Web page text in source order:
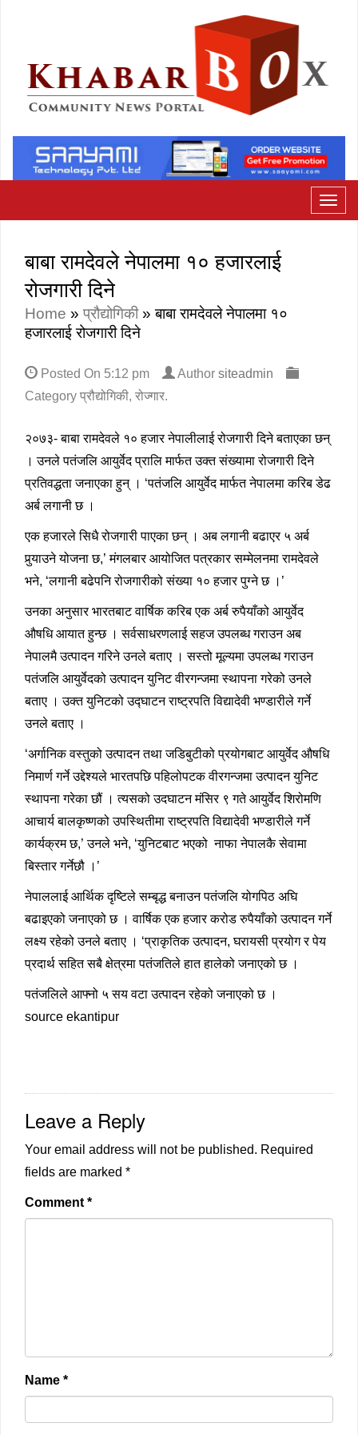
बाबा रामदेवले नेपालमा १० हजारलाई
रोजगारी दिने
Home » प्रौद्योगिकी»बाबा रामदेवले नेपालमा १०
हजारलाई रोजगारी दिने
Posted On 5:12 pm Author siteadmin
Category प्रौद्योगिकी, रोज्गार.
२०७३- बाबा रामदेवले १० हजार नेपालीलाई रोजगारी दिने बताएका छन्
। उनले पतंजलि आयुर्वेद प्रालि मार्फत उक्त संख्यामा रोजगारी दिने
प्रतिवद्धता जनाएका हुन् । ‘पतंजलि आयुर्वेद मार्फत नेपालमा करिब डेढ
अर्ब लगानी छ ।
एक हजारले सिधै रोजगारी पाएका छन् । अब लगानी बढाएर ५ अर्ब
पुर्‍याउने योजना छ,’ मंगलबार आयोजित पत्रकार सम्मेलनमा रामदेवले
भने, ‘लगानी बढेपनि रोजगारीको संख्या १० हजार पुग्ने छ ।’
उनका अनुसार भारतबाट वार्षिक करिब एक अर्ब रुपैयाँको आयुर्वेद
औषधि आयात हुन्छ । सर्वसाधरणलाई सहज उपलब्ध गराउन अब
नेपालमै उत्पादन गरिने उनले बताए । सस्तो मूल्यमा उपलब्ध गराउन
पतंजलि आयुर्वेदको उत्पादन युनिट वीरगन्जमा स्थापना गरेको उनले
बताए । उक्त युनिटको उद्घाटन राष्ट्रपति विद्यादेवी भण्डारीले गर्ने
उनले बताए ।
‘अर्गानिक वस्तुको उत्पादन तथा जडिबुटीको प्रयोगबाट आयुर्वेद औषधि
निमार्ण गर्ने उद्देश्यले भारतपछि पहिलोपटक वीरगन्जमा उत्पादन युनिट
स्थापना गरेका छौं । त्यसको उदघाटन मंसिर ९ गते आयुर्वेद शिरोमणि
आचार्य बालकृष्णको उपस्थितीमा राष्ट्रपति विद्यादेवी भण्डारीले गर्ने
कार्यक्रम छ,’ उनले भने, ‘युनिटबाट भएको नाफा नेपालकै सेवामा
बिस्तार गर्नेछौ ।’
नेपाललाई आर्थिक दृष्टिले सम्बृद्ध बनाउन पतंजलि योगपिठ अघि
बढाइएको जनाएको छ । वार्षिक एक हजार करोड रुपैयाँको उत्पादन गर्ने
लक्ष्य रहेको उनले बताए । ‘प्राकृतिक उत्पादन, घरायसी प्रयोग र पेय
प्रदार्थ सहित सबै क्षेत्रमा पतंजतिले हात हालेको जनाएको छ ।
पतंजलिले आफ्नो ५ सय वटा उत्पादन रहेको जनाएको छ ।
source ekantipur
Leave a Reply
Your email address will not be published. Required
fields are marked *
Comment *
Name *